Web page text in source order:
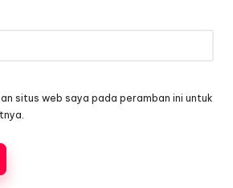
situs web saya pada peramban ini untuk